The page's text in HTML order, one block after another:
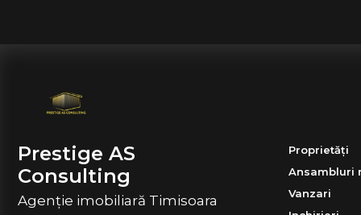
Prestige AS
Consulting
Agenție imobiliară Timisoara
Proprietăți
Ansambluri
Vanzari